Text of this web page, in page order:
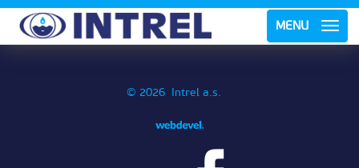
MENU
© 2026 Intrel a.s.